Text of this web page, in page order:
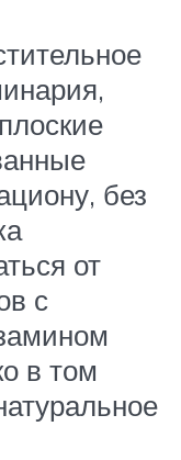
без
от
с
в том